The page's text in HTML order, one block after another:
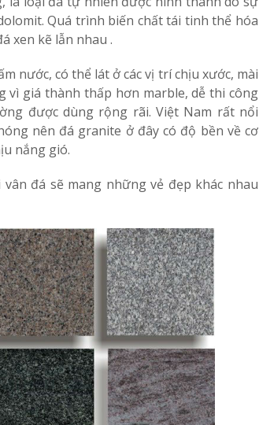
Quá trình biến chất tái tinh thể hóa
xen kẽ lẫn nhau .
nước, có thể lát ở các vị trí chịu xước, mài
vì giá thành thấp hơn marble, dễ thi công
được dùng rộng rãi. Việt Nam rất nổi
nên đá granite ở đây có độ bền về cơ
nắng gió.
đá sẽ mang những vẻ đẹp khác nhau